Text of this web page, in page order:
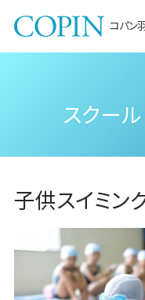
コパン
スクー
子供スイミン